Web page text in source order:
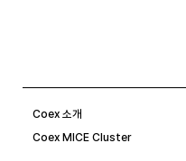
Coex 소개
Coex MICE Cluster